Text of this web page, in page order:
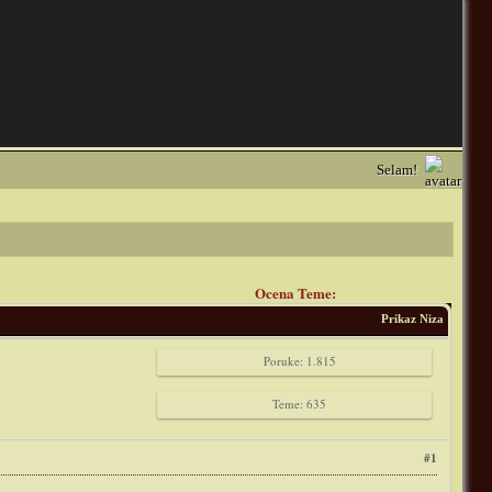
Selam!
Ocena Teme:
Prikaz Niza
Poruke: 1.815
Teme: 635
#1